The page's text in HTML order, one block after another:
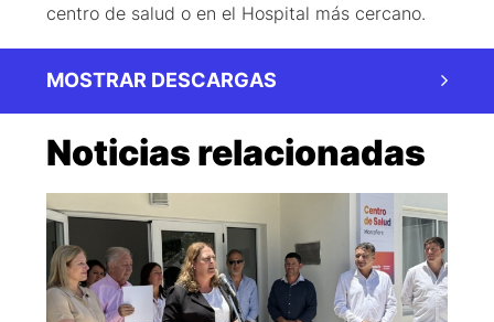
centro de salud o en el Hospital más cercano.
MOSTRAR DESCARGAS
Noticias relacionadas